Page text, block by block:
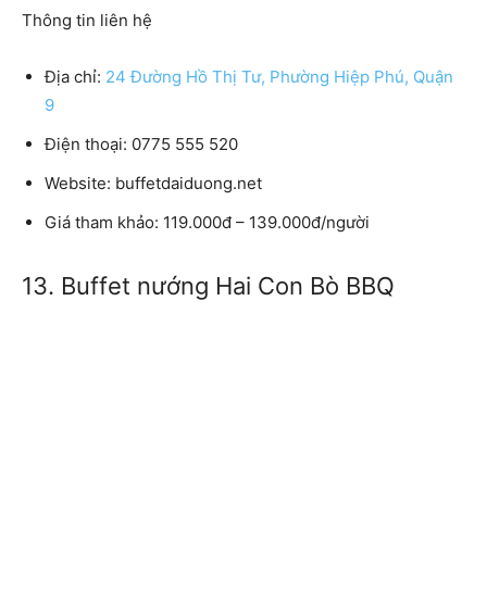
Thông tin liên hệ
Địa chỉ: 24 Đường Hồ Thị Tư, Phường Hiệp Phú, Quận
9
Điện thoại: 0775 555 520
Website: buffetdaiduong.net
Giá tham khảo: 119.000đ – 139.000đ/người
13. Buffet nướng Hai Con Bò BBQ